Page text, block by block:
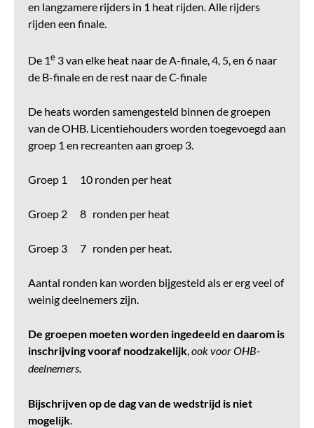
en langzamere rijders in 1 heat rijden. Alle rijders
rijden een finale.
De 1e 3 van elke heat naar de A-finale, 4, 5, en 6 naar
de B-finale en de rest naar de C-finale
De heats worden samengesteld binnen de groepen
van de OHB. Licentiehouders worden toegevoegd aan
groep 1 en recreanten aan groep 3.
Groep 1 10 ronden per heat
Groep 2 8 ronden per heat
Groep 3 7 ronden per heat.
Aantal ronden kan worden bijgesteld als er erg veel of
weinig deelnemers zijn.
De groepen moeten worden ingedeeld en daarom is
inschrijving vooraf noodzakelijk,ook voor OHB-
deelnemers.
Bijschrijven op de dag van de wedstrijd is niet
mogelijk.